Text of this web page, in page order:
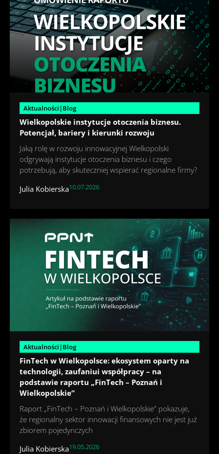
Aktualności|Blog
Wielkopolskie instytucje otoczenia biznesu.
Potencjał, bariery i kierunki rozwoju
Jaką rolę w rozwoju innowacyjnej Wielkopolski
odgrywają instytucje otoczenia biznesu i czego
potrzebują, aby skuteczniej wspierać regionalne firmy?
Julia Kobierska10.07.2026
Aktualności|Blog
FinTech w Wielkopolsce: ekosystem oparty na
technologii, zaufaniui współpracy – na
podstawie raportu „FinTech – Poznań i
Wielkopolskie”
Raport „FinTech – Poznań i Wielkopolskie” pokazuje,
że regionalny sektor innowacji finansowych nie jest już
zbiorem pojedynczych
Julia Kobierska19.05.2026